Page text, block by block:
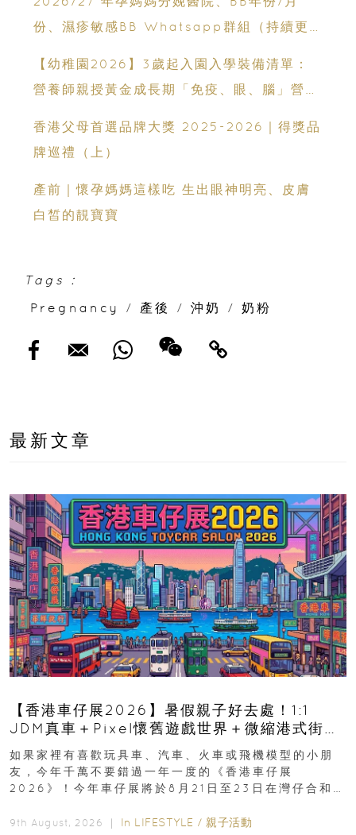
份、濕疹敏感BB Whatsapp群組（持續更
【幼稚園2026】3歲起入園入學裝備清單：
營養師親授黃金成長期「免疫、眼、腦」營養
香港父母首選品牌大獎 2025-2026｜得獎品
牌巡禮（上）
產前｜懷孕媽媽這樣吃 生出眼神明亮、皮膚
白皙的靚寶寶
Tags :
Pregnancy
/ 產後 / 沖奶 / 奶粉
最新文章
【香港車仔展2026】暑假親子好去處！1:1
JDM真車＋Pixel懷舊遊戲世界＋微縮港式街景
8月灣仔登場 車迷家庭必去！
如果家裡有喜歡玩具車、汽車、火車或飛機模型的小朋
友，今年千萬不要錯過一年一度的《香港車仔展
2026》！今年車仔展將於8月21日至23日在灣仔合和酒
9th August, 2026 ｜ In LIFESTYLE / 親子活動